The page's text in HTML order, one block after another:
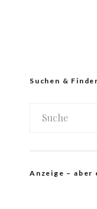
Suchen &
Anzeige –